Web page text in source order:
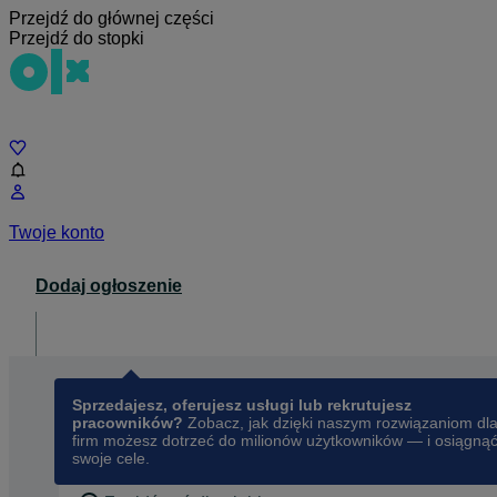
Przejdź do głównej części
Przejdź do stopki
Twoje konto
Dodaj ogłoszenie
Sprzedajesz, oferujesz usługi lub rekrutujesz
pracowników? Zobacz, jak dzięki naszym rozwiązaniom dla
firm możesz dotrzeć do milionów użytkowników — i osiągnąć
swoje cele.